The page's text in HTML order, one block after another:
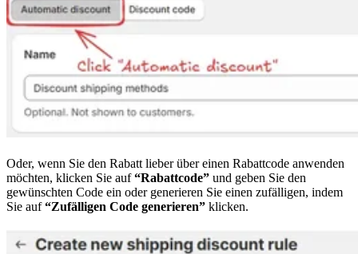
Oder, wenn Sie den Rabatt lieber über einen Rabattcode anwenden
möchten, klicken Sie auf“Rabattcode” und geben Sie den
gewünschten Code ein oder generieren Sie einen zufälligen, indem
Sie auf“Zufälligen Code generieren” klicken.